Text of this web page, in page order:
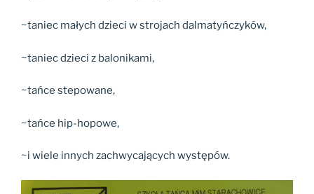
~taniec małych dzieci w strojach dalmatyńczyków,
~taniec dzieci z balonikami,
~tańce stepowane,
~tańce hip-hopowe,
~i wiele innych zachwycających występów.